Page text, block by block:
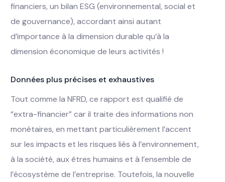
financiers, un bilan ESG (environnemental, social et
de gouvernance), accordant ainsi autant
d’importance à la dimension durable qu’à la
dimension économique de leurs activités !
Données plus précises et exhaustives
Tout comme la NFRD, ce rapport est qualifié de
“extra-financier” car il traite des informations non
monétaires, en mettant particulièrement l’accent
sur les impacts et les risques liés à l’environnement,
à la société, aux êtres humains et à l’ensemble de
l’écosystème de l’entreprise. Toutefois, la nouvelle